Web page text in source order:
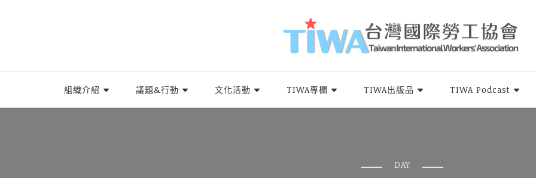
組織介紹 議題&行動 文化活動 TIWA專欄 TIWA出版品 TIWA Podcast
DAY